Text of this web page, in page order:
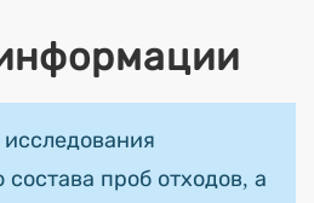
состава проб отходов, а